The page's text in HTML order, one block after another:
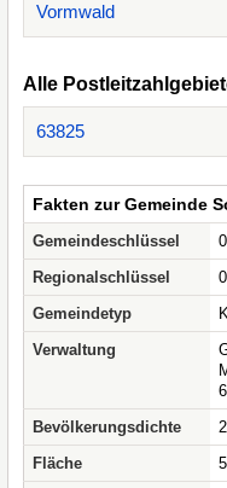
Vormwald
Alle
63825
Fakten zur Gemeinde
Gemeindeschlüssel
Regionalschlüssel
Gemeindetyp
Verwaltung
Bevölkerungsdichte
Fläche